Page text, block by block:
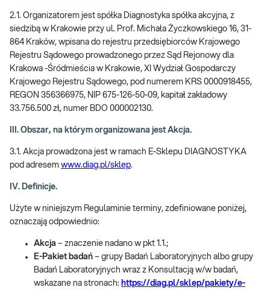
2.1. Organizatorem jest spółka Diagnostyka spółka akcyjna, z
siedzibą w Krakowie przy ul. Prof. Michała Życzkowskiego 16, 31-
864 Kraków, wpisana do rejestru przedsiębiorców Krajowego
Rejestru Sądowego prowadzonego przez Sąd Rejonowy dla
Krakowa -Śródmieścia w Krakowie, XI Wydział Gospodarczy
Krajowego Rejestru Sądowego, pod numerem KRS 0000918455,
REGON 356366975, NIP 675-126-50-09, kapitał zakładowy
33.756.500 zł, numer BDO 000002130.
III. Obszar, na którym organizowana jest Akcja.
3.1. Akcja prowadzona jest w ramach E-Sklepu DIAGNOSTYKA
pod adresem www.diag.pl/sklep.
IV. Definicje.
Użyte w niniejszym Regulaminie terminy, zdefiniowane poniżej,
oznaczają odpowiednio:
Akcja – znaczenie nadano w pkt 1.1.;
E-Pakiet badań – grupy Badań Laboratoryjnych albo grupy
Badań Laboratoryjnych wraz z Konsultacją w/w badań,
wskazane na stronach: https://diag.pl/sklep/pakiety/e-